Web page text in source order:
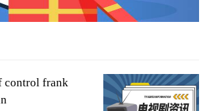
control frank